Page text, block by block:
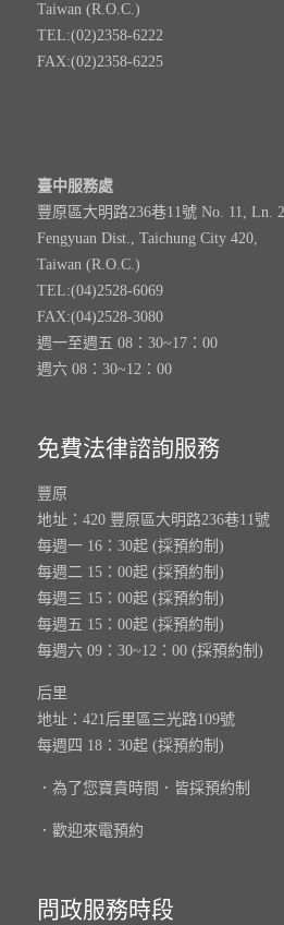
Taiwan (R.O.C.)
TEL:(02)2358-6222
FAX:(02)2358-6225
臺中服務處
豐原區大明路236巷11號 No. 11, Ln.
Fengyuan Dist., Taichung City 420,
Taiwan (R.O.C.)
TEL:(04)2528-6069
FAX:(04)2528-3080
週一至週五 08：30~17：00
週六 08：30~12：00
免費法律諮詢服務
豐原
地址：420 豐原區大明路236巷11號
每週一 16：30起 (採預約制)
每週二 15：00起 (採預約制)
每週三 15：00起 (採預約制)
每週五 15：00起 (採預約制)
每週六 09：30~12：00 (採預約制)
后里
地址：421后里區三光路109號
每週四 18：30起 (採預約制)
．為了您寶貴時間．皆採預約制
．歡迎來電預約
問政服務時段